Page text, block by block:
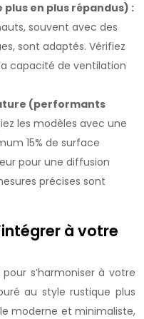
en plus répandus) :
souvent avec des
sont adaptés. Vérifiez
capacité de ventilation
(performants
les modèles avec une
15% de surface
pour une diffusion
précises sont
à votre
s’harmoniser à votre
au style rustique plus
moderne et minimaliste,